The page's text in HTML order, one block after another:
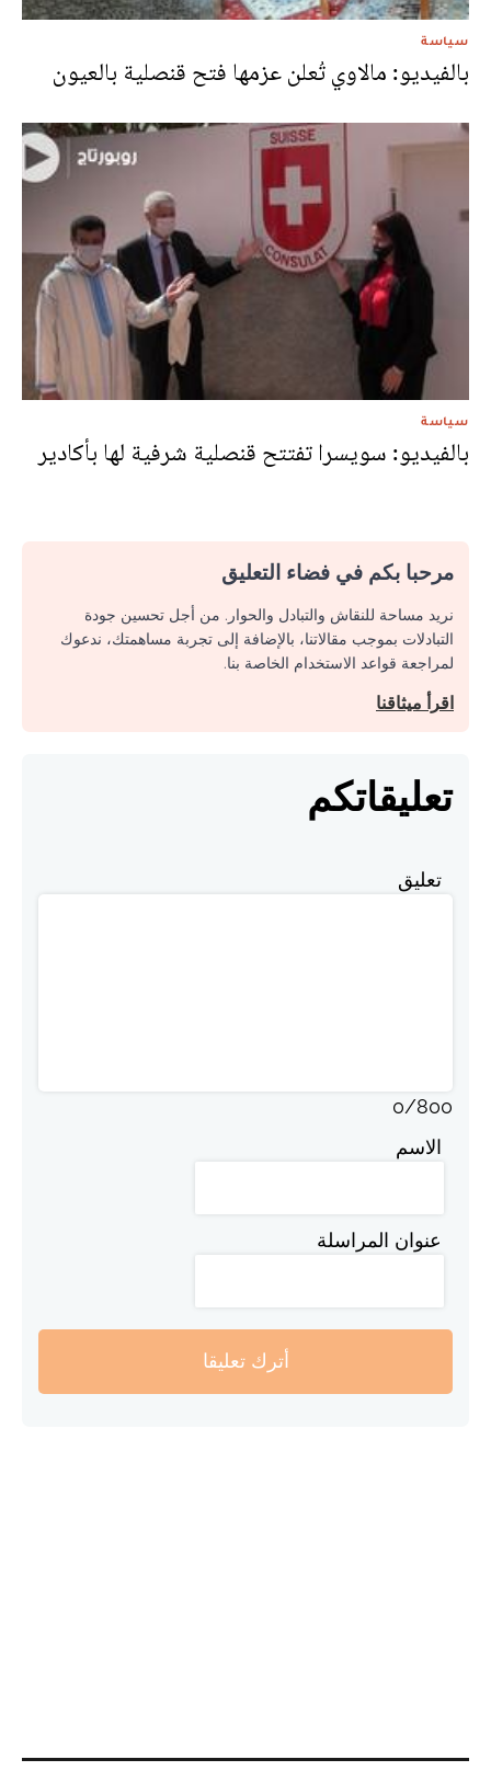
سياسة
بالفيديو: مالاوي تُعلن عزمها فتح قنصلية بالعيون
سياسة
بالفيديو: سويسرا تفتتح قنصلية شرفية لها بأكادير
مرحبا بكم في فضاء التعليق
نريد مساحة للنقاش والتبادل والحوار. من أجل تحسين جودة
التبادلات بموجب مقالاتنا، بالإضافة إلى تجربة مساهمتك، ندعوك
لمراجعة قواعد الاستخدام الخاصة بنا.
اقرأ ميثاقنا
تعليقاتكم
تعليق
0/800
الاسم
عنوان المراسلة
أترك تعليقا